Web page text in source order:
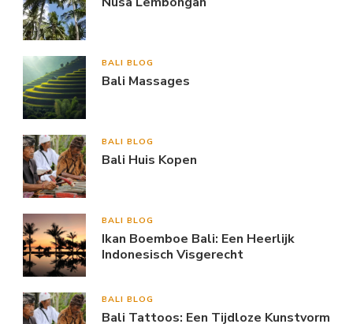
BALI BLOG
Bali Massages
BALI BLOG
Bali Huis Kopen
BALI BLOG
Ikan Boemboe Bali: Een Heerlijk
Indonesisch Visgerecht
BALI BLOG
Bali Tattoos: Een Tijdloze Kunstvorm